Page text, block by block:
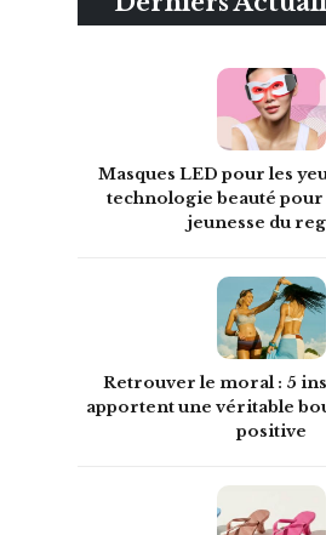
Masques LED pour les
technologie beauté
jeunesse du
Retrouver le moral : 5
apportent une véritable
positive